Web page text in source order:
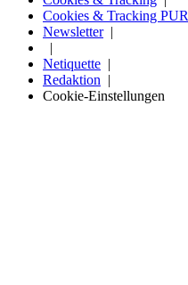
Cookies & Tracking PUR
Newsletter
Netiquette
Redaktion
Cookie-Einstellungen